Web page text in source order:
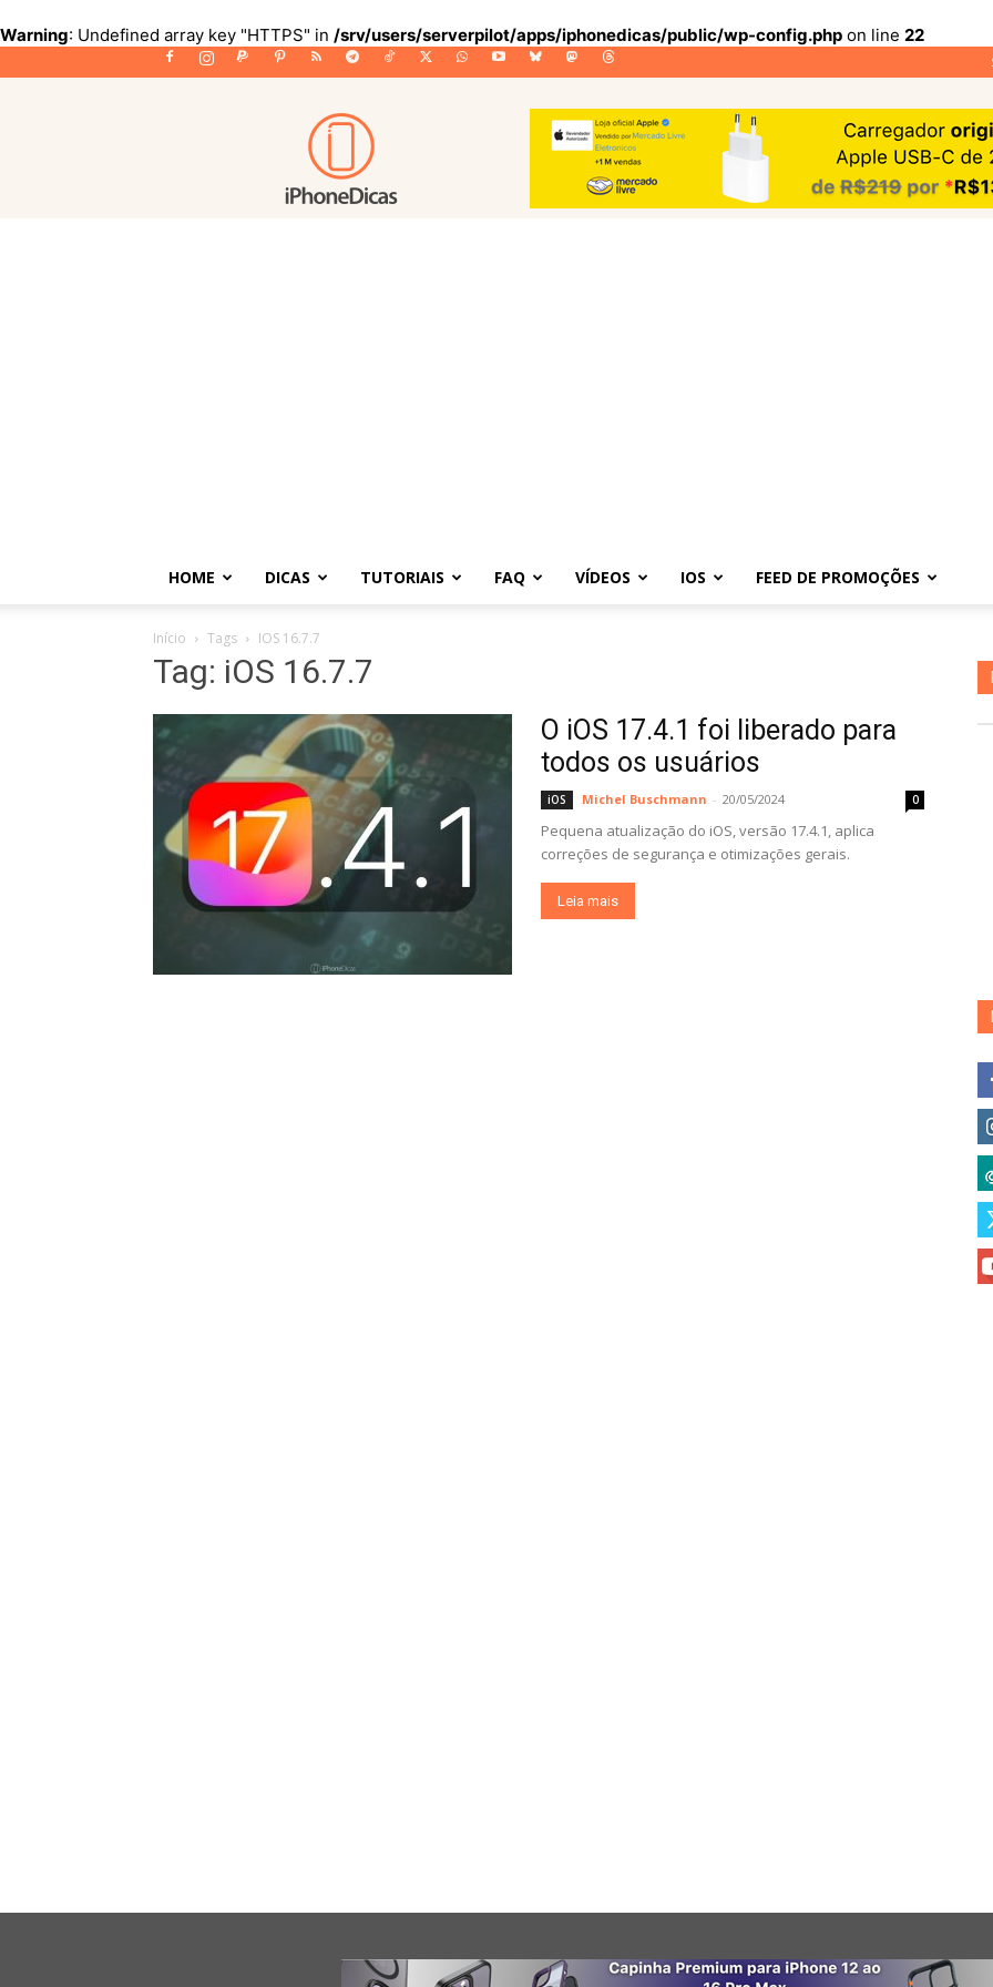
Warning: Undefined array key "HTTPS" in /srv/users/serverpilot/apps/iphonedicas/public/wp-config.php on line 22
iPhoneDicas
HOME DICAS TUTORIAIS FAQ VÍDEOS IOS FEED DE PROMOÇÕES
Início Tags IOS 16.7.7
Tag: iOS 16.7.7
O iOS 17.4.1 foi liberado para
todos os usuários
iOS Michel Buschmann - 20/05/2024 0
Pequena atualização do iOS, versão 17.4.1, aplica
correções de segurança e otimizações gerais.
Leia mais